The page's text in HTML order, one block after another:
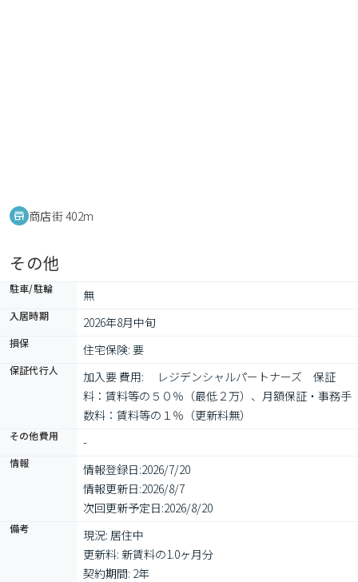
商店街 402m
その他
駐車/駐輪 無
入居時期 2026年8月中旬
損保 住宅保険: 要
保証代行人
加入要 費用: 　レジデンシャルパートナーズ　保証
料：賃料等の５０％（最低２万）、月額保証・事務手
数料：賃料等の１％（更新料無）
その他費用 -
情報 情報登録日:2026/7/20
情報更新日:2026/8/7
次回更新予定日:2026/8/20
備考
現況: 居住中
更新料: 新賃料の1.0ヶ月分
契約期間: 2年